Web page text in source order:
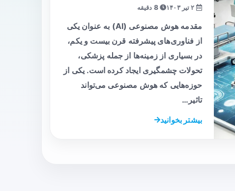
8 دقیقه
مقدمه هوش مصنوعی (AI) به عنوان یکی
از فناوری‌های پیشرفته قرن بیست و یکم،
در بسیاری از زمینه‌ها از جمله پزشکی،
تحولات چشمگیری ایجاد کرده است. یکی از
حوزه‌هایی که هوش مصنوعی می‌تواند
تاثیر…
بیشتر بخوانید